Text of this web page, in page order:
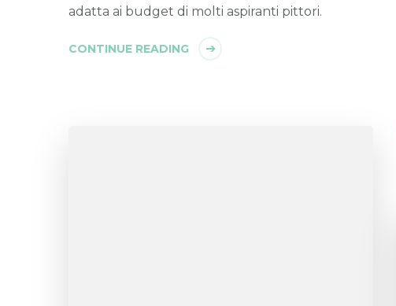
adatta ai budget di molti aspiranti pittori.
CONTINUE READING